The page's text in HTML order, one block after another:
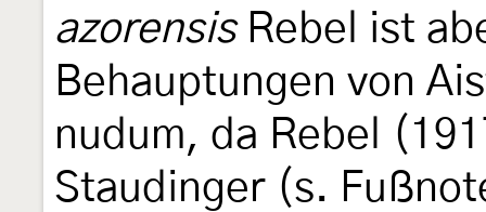
azorensisRebel ist
Behauptungen von
nudum, da Rebel
Staudinger (s.